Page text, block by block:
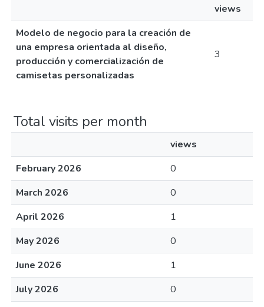
views
Modelo de negocio para la creación de
una empresa orientada al diseño,
producción y comercialización de
camisetas personalizadas
3
Total visits per month
views
February 2026
0
March 2026
0
April 2026
1
May 2026
0
June 2026
1
July 2026
0